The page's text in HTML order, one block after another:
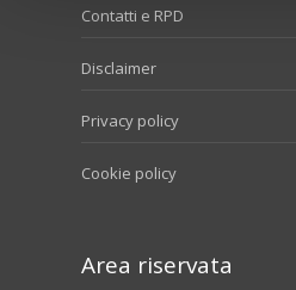
Contatti e RPD
Disclaimer
Privacy policy
Cookie policy
Area riservata